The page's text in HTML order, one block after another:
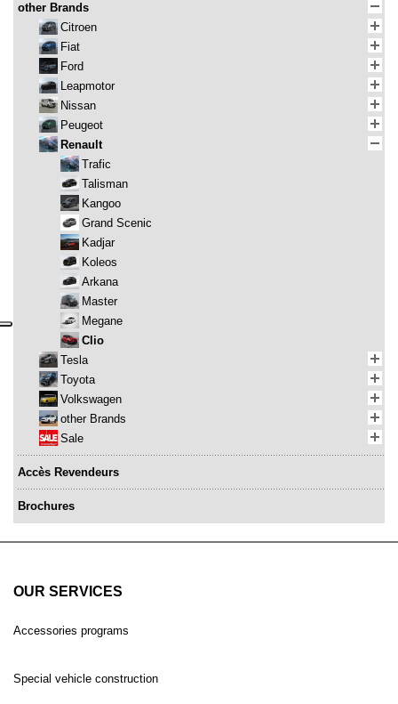
other Brands
Citroen
Fiat
Ford
Leapmotor
Nissan
Peugeot
Renault
Trafic
Talisman
Kangoo
Grand Scenic
Kadjar
Koleos
Arkana
Master
Megane
Clio
Tesla
Toyota
Volkswagen
other Brands
Sale
Accès Revendeurs
Brochures
OUR SERVICES
Accessories programs
Special vehicle construction